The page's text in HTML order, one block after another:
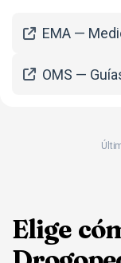
EMA —
OMS —
Elige